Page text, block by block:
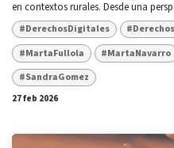
en contextos rurales. Desde una
#DerechosDigitales
#MartaFullola
#MartaNavarro
#SandraGomez
27 feb 2026